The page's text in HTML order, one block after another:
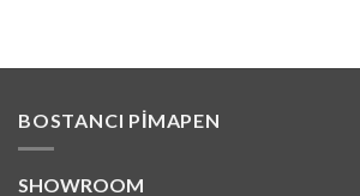
BOSTANCI PIMAPEN
SHOWROOM